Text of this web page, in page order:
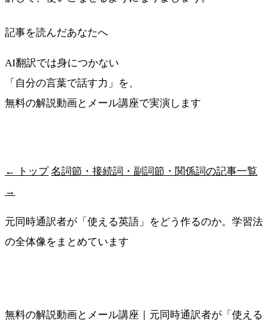
記事を読んだあなたへ
AI翻訳では身につかない
「自分の言葉で話す力」を、
無料の解説動画とメール講座で実演します
← トップ 名詞節・接続詞・副詞節・関係詞の記事一覧
→
元同時通訳者が「使える英語」をどう作るのか。学習法
の全体像をまとめています
無料の解説動画とメール講座｜元同時通訳者が「使える